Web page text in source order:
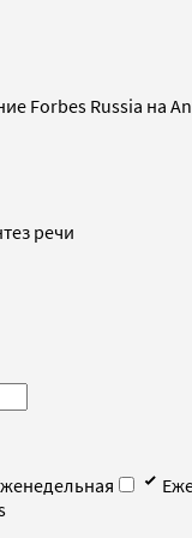
Forbes Russia на
речи